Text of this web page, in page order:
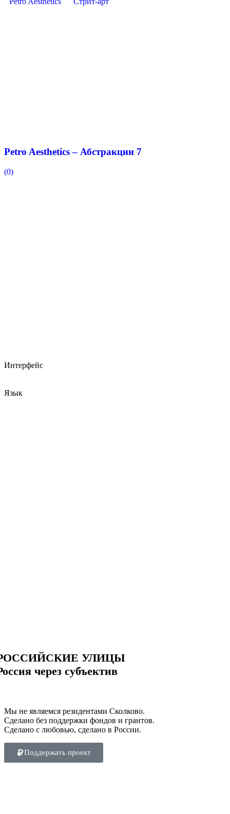
Petro Aesthetics – Абстракции 7
(0)
Интерфейс
Язык
УЛИЦЫ
через субъектив
Мы не являемся резидентами Сколково.
Сделано без поддержки фондов и грантов.
Сделано с любовью, сделано в России.
Поддержать проект